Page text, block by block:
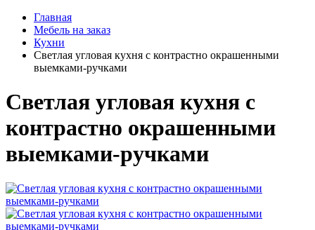
Главная
Мебель на заказ
Кухни
Светлая угловая кухня с контрастно окрашенными
выемками-ручками
Светлая угловая кухня с
контрастно окрашенными
выемками-ручками